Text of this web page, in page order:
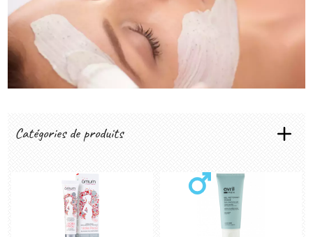
NOUVEAU CLIENT ?
Créez votre compte
Créer mon compte
Catégories de produits